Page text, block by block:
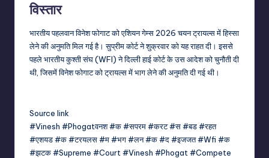
विस्तार
भारतीय पहलवान विनेश फोगाट को एशियन गेम्स 2026 चयन ट्रायल्स में हिस्सा
लेने की अनुमति मिल गई है। सुप्रीम कोर्ट ने शुक्रवार को यह राहत दी। इससे
पहले भारतीय कुश्ती संघ (WFI) ने दिल्ली हाई कोर्ट के उस आदेश को चुनौती दी
थी, जिसमें विनेश फोगाट को ट्रायल्स में भाग लेने की अनुमति दी गई थी।
Source link
#Vinesh #Phogatवनश #क #सपरम #करट #स #बड #रहत
#एशयड #क #टरयलस #म #भग #लन #क #द #इजजत #Wfi #क
#झटक #Supreme #Court #Vinesh #Phogat #Compete